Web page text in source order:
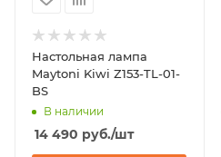
Настольная лампа
Maytoni Kiwi Z153-TL-01-
BS
В наличии
14 490 руб./шт